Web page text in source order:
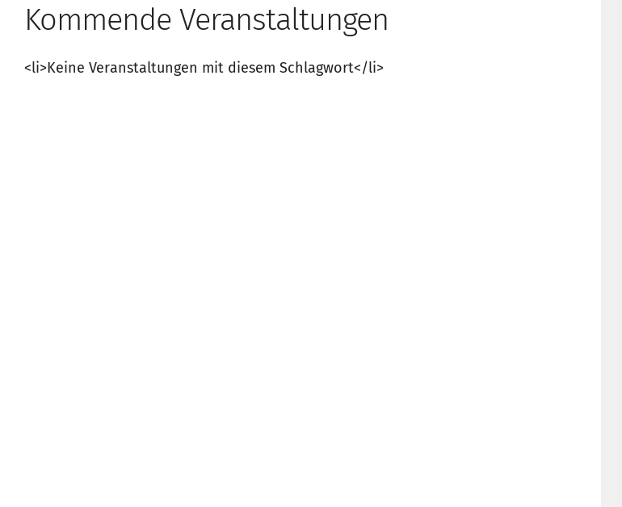
Kommende Veranstaltungen
<li>Keine Veranstaltungen mit diesem Schlagwort</li>